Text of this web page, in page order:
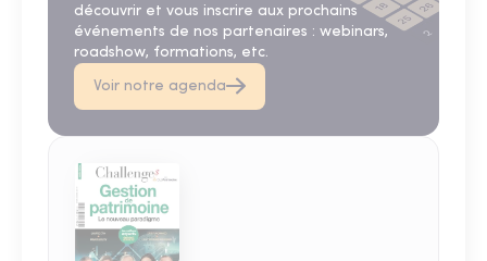
découvrir et vous inscrire aux prochains
événements de nos partenaires : webinars,
roadshow, formations, etc.
Voir notre agenda